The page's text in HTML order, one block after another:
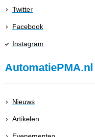
Twitter
Facebook
Instagram
AutomatiePMA.nl
Nieuws
Artikelen